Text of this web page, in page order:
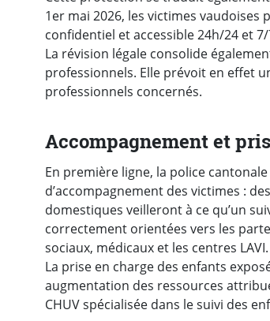
1er mai 2026, les victimes
confidentiel et accessible 24h/24 et
La révision légale consolide
professionnels. Elle prévoit en effet
professionnels concernés.
Accompagnement et
En première ligne, la police
d’accompagnement des victimes :
domestiques veilleront à ce qu’un
correctement orientées vers les
sociaux, médicaux et les centres LAVI.
La prise en charge des enfants
augmentation des ressources
CHUV spécialisée dans le suivi des